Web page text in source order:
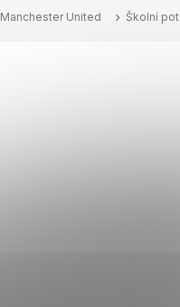
Manchester United Školní